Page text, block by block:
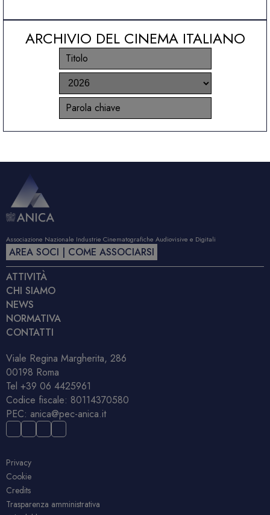
ARCHIVIO DEL CINEMA ITALIANO
Associazione Nazionale Industrie Cinematografiche Audiovisive e Digitali
AREA SOCI | COME ASSOCIARSI
ATTIVITÀ
CHI SIAMO
NEWS
NORMATIVA
CONTATTI
Viale Regina Margherita, 286
00198 Roma
Tel +39 06 4425961
Codice fiscale: 80114370580
PEC: anica@pec-anica.it
Privacy
Cookie
Credits
Trasparenza amministrativa